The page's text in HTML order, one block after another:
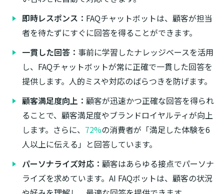
即時レスポンス： FAQチャットボットは、顧客が担当
者を待たずにすぐに回答を得ることができます。
一貫した回答： 事前に学習したナレッジベースを活用
し、FAQチャットボットが常に正確で一貫した回答を
提供します。人的ミスや対応のばらつきを防げます。
顧客満足度向上： 顧客が迅速かつ正確な回答を得られ
ることで、顧客満足度やブランドロイヤルティが向上
します。さらに、 72%の消費者が「満足した体験を6
人以上に伝える」と回答しています。
パーソナライズ対応： 顧客はあらゆる接点でパーソナ
ライズを求めています。AI FAQボットは、顧客の状況